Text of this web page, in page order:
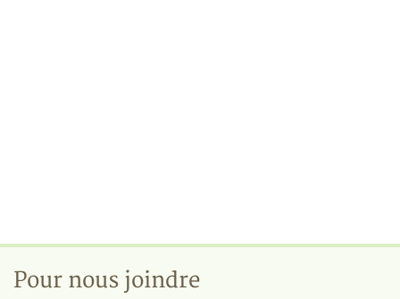
Pour nous joindre